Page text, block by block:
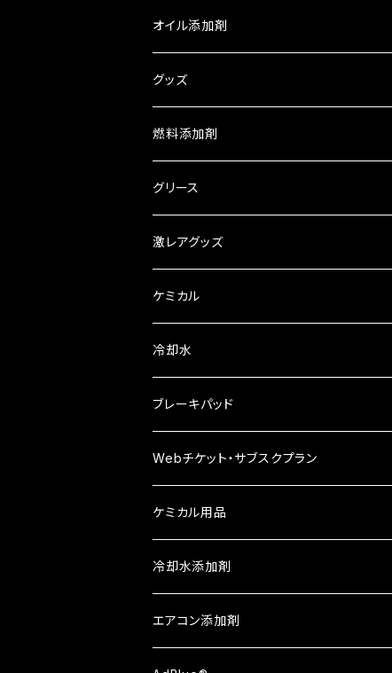
ロイヤルパープル
HPS スタンダードオイル
XPR レーシングオイル
トライボダイン
中国興業
オリジナルオイル
パワークラスターオイル
レーシング
レーシング 漆黒
オイル添加剤
SOD-1
WAGNER
ロイヤルパープル
エアコン
グッズ
車検証入れ
お茶
御守り
燃料添加剤
グリース
激レアグッズ
ケミカル
ヤマルーブ
クリーンワックス
冷却水
ブレーキパッド
Winmax
APシリーズ
ATシリーズ①
Webチケット・サブスクプラン
ケミカル用品
Berryman
冷却水添加剤
エアコン添加剤